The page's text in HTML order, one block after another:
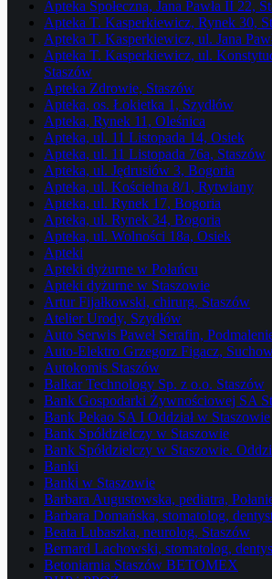
Apteka Społeczna, Jana Pawła II 22,
Apteka T. Kasperkiewicz, Rynek 30,
Apteka T. Kasperkiewicz, ul. Jana
Apteka T. Kasperkiewicz, ul.
Staszów
Apteka Zdrowie, Staszów
Apteka, os. Łokietka 1, Szydłów
Apteka, Rynek 11, Oleśnica
Apteka, ul. 11 Listopada 14, Osiek
Apteka, ul. 11 Listopada 76a, Staszów
Apteka, ul. Jędrusiów 3, Bogoria
Apteka, ul. Kościelna 8/1, Rytwiany
Apteka, ul. Rynek 17, Bogoria
Apteka, ul. Rynek 34, Bogoria
Apteka, ul. Wolności 18a, Osiek
Apteki
Apteki dyżurne w Połańcu
Apteki dyżurne w Staszowie
Artur Fijałkowski, chirurg, Staszów
Atelier Urody, Szydłów
Auto Serwis Paweł Serafin,
Auto-Elektro Grzegorz Figacz,
Autokomis Staszów
Balkar Technology Sp. z o.o. Staszów
Bank Gospodarki Żywnościowej SA
Bank Pekao SA I Oddział w Staszowie
Bank Spółdzielczy w Staszowie
Bank Spółdzielczy w Staszowie.
Banki
Banki w Staszowie
Barbara Augustowska, pediatra,
Barbara Domańska, stomatolog,
Beata Lubaszka, neurolog, Staszów
Bernard Lachowski, stomatolog,
Betoniarnia Staszów BETOMEX